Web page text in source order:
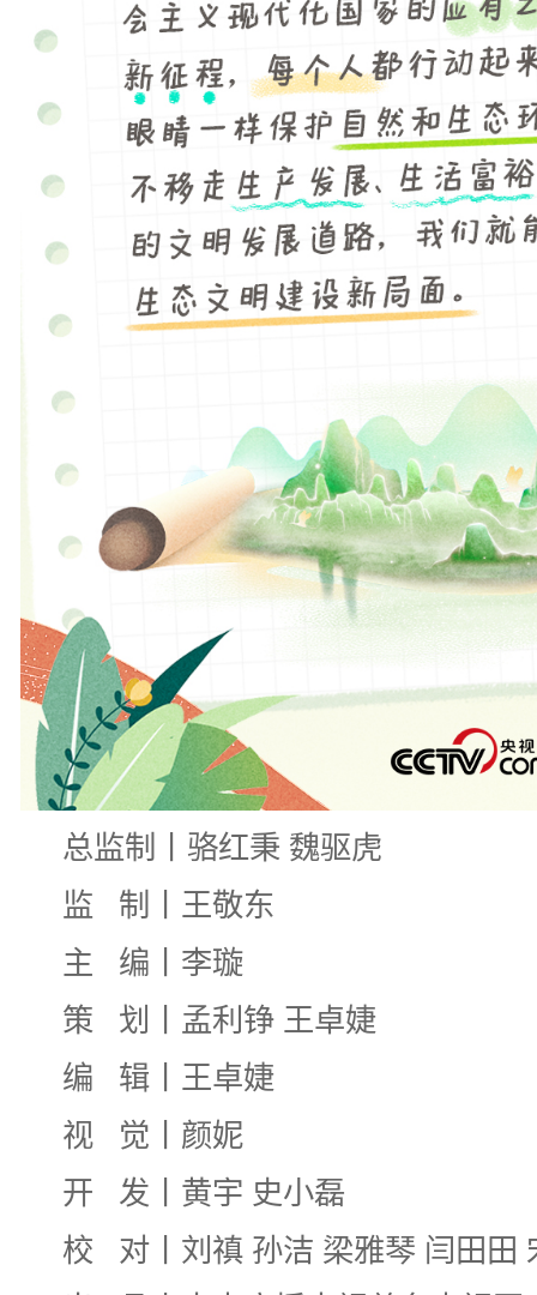
总监制丨骆红秉 魏驱虎
监 制丨王敬东
主 编丨李璇
策 划丨孟利铮 王卓婕
编 辑丨王卓婕
视 觉丨颜妮
开 发丨黄宇 史小磊
校 对丨刘禛 孙洁 梁雅琴 闫田田